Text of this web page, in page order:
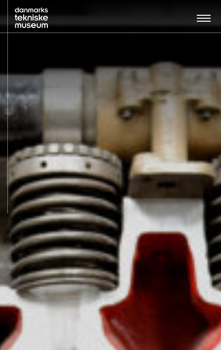
UDSTILLINGER
OM MUSEET
NYT MUSEUM
KONTAKT
ENGLISH